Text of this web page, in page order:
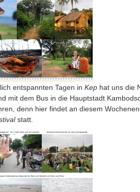
entspannten Tagen in Kep hat uns die
mit dem Bus in die Hauptstadt
denn hier findet an diesem
statt.